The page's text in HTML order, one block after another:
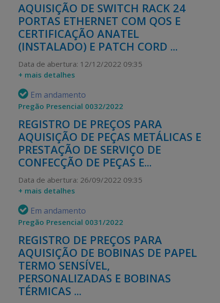
AQUISIÇÃO DE SWITCH RACK 24
PORTAS ETHERNET COM QOS E
CERTIFICAÇÃO ANATEL
(INSTALADO) E PATCH CORD ...
Data de abertura: 12/12/2022 09:35
+ mais detalhes
Em andamento
Pregão Presencial 0032/2022
REGISTRO DE PREÇOS PARA
AQUISIÇÃO DE PEÇAS METÁLICAS E
PRESTAÇÃO DE SERVIÇO DE
CONFECÇÃO DE PEÇAS E...
Data de abertura: 26/09/2022 09:35
+ mais detalhes
Em andamento
Pregão Presencial 0031/2022
REGISTRO DE PREÇOS PARA
AQUISIÇÃO DE BOBINAS DE PAPEL
TERMO SENSÍVEL,
PERSONALIZADAS E BOBINAS
TÉRMICAS ...